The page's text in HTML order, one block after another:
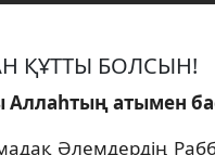
ҚҰТТЫ БОЛСЫН!
атымен
Әлемдердiң